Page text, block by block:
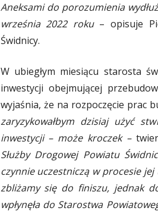
Aneksami do porozumienia
września 2022 roku– opisuje
Świdnicy.
W ubiegłym miesiącu starosta
inwestycji obejmującej
wyjaśnia, że na rozpoczęcie prac
zaryzykowałbym dzisiaj użyć
inwestycji – może kroczek –
Służby Drogowej Powiatu
czynnie uczestniczą w procesie
zbliżamy się do finiszu, jednak
wpłynęła do Starostwa